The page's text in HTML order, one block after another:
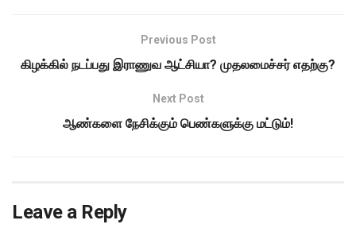
Previous Post
கிழக்கில் நடப்பது இராணுவ ஆட்சியா? முதலமைச்சர் எதற்கு?
Next Post
ஆண்களை நேசிக்கும் பெண்களுக்கு மட்டும்!
Leave a Reply